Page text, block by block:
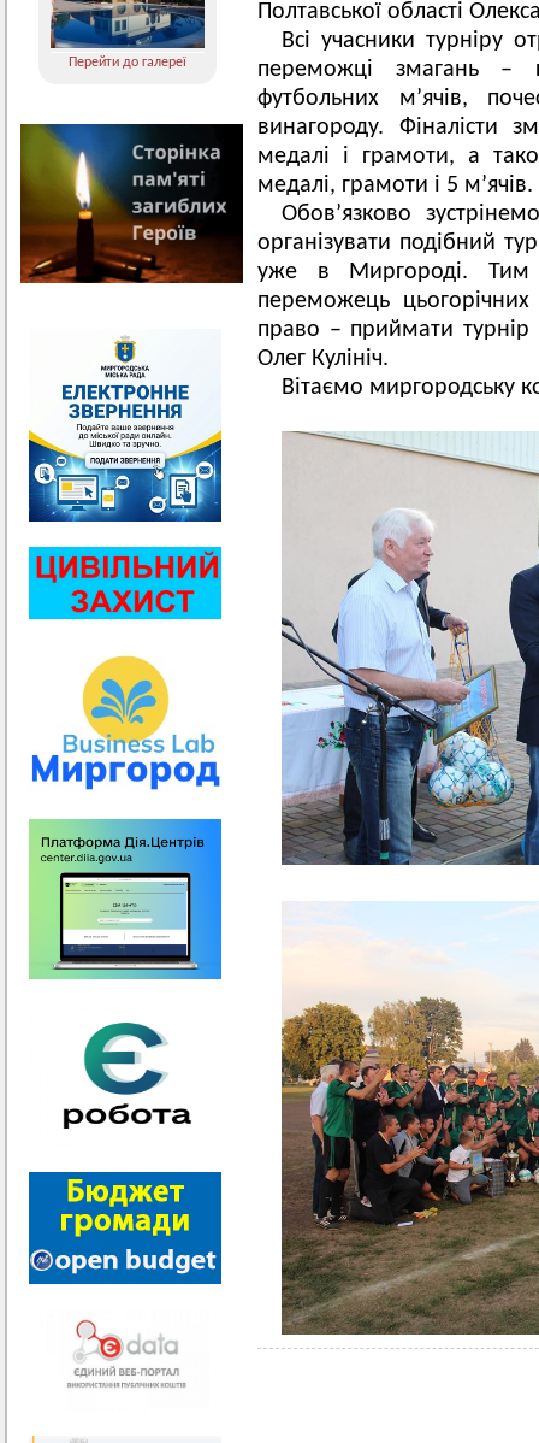
Перейти до галереї
Полтавської області
Всі учасники турніру
переможці змагань –
футбольних м’ячів,
винагороду. Фіналісти
медалі і грамоти, а
медалі, грамоти і 5 м’ячів.
Обов’язково
організувати подібний
уже в Миргороді. Тим
переможець
право – приймати
Олег Кулініч.
Вітаємо миргородську